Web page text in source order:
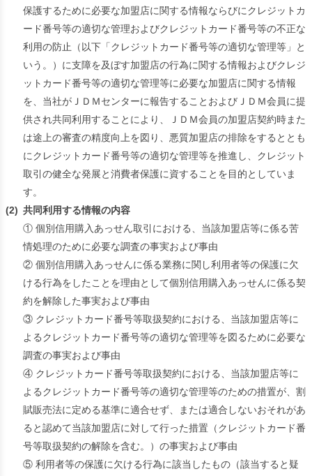
保護するために必要な加盟店に関する情報ならびにクレジットカ
ード番号等の適切な管理およびクレジットカード番号等の不正な
利用の防止（以下「クレジットカード番号等の適切な管理等」と
いう。）に支障を及ぼす加盟店の行為に関する情報およびクレジ
ットカード番号等の適切な管理等に必要な加盟店に関する情報
を、当社がＪＤＭセンターに報告することおよびＪＤＭ会員に提
供され共同利用することにより、ＪＤＭ会員の加盟店契約時また
は途上の審査の精度向上を図り、悪質加盟店の排除をするととも
にクレジットカード番号等の適切な管理等を推進し、クレジット
取引の健全な発展と消費者保護に資することを目的としていま
す。
(2) 共同利用する情報の内容
① 個別信用購入あっせん取引における、当該加盟店等に係る苦
情処理のために必要な調査の事実および事由
② 個別信用購入あっせんに係る業務に関し利用者等の保護に欠
ける行為をしたことを理由として個別信用購入あっせんに係る契
約を解除した事実および事由
③ クレジットカード番号等取扱契約における、当該加盟店等に
よるクレジットカード番号等の適切な管理等を図るために必要な
調査の事実および事由
④ クレジットカード番号等取扱契約における、当該加盟店等に
よるクレジットカード番号等の適切な管理等のための措置が、割
賦販売法に定める基準に適合せず、または適合しないおそれがあ
ると認めて当該加盟店に対して行った措置（クレジットカード番
号等取扱契約の解除を含む。）の事実および事由
⑤ 利用者等の保護に欠ける行為に該当したもの（該当すると疑